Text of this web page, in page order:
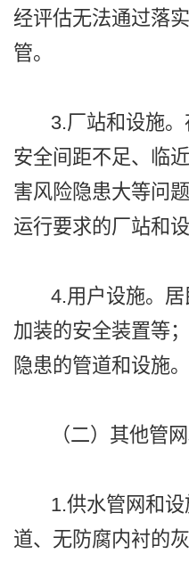
经评估无法通过落
管。
3.厂站和设施。
安全间距不足、临
害风险隐患大等问
运行要求的厂站和设
4.用户设施。居
加装的安全装置等
隐患的管道和设施。
（二）其他管网
1.供水管网和设
道、无防腐内衬的